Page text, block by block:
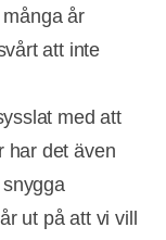
år
att inte
med att
har det även
ut på att vi vill